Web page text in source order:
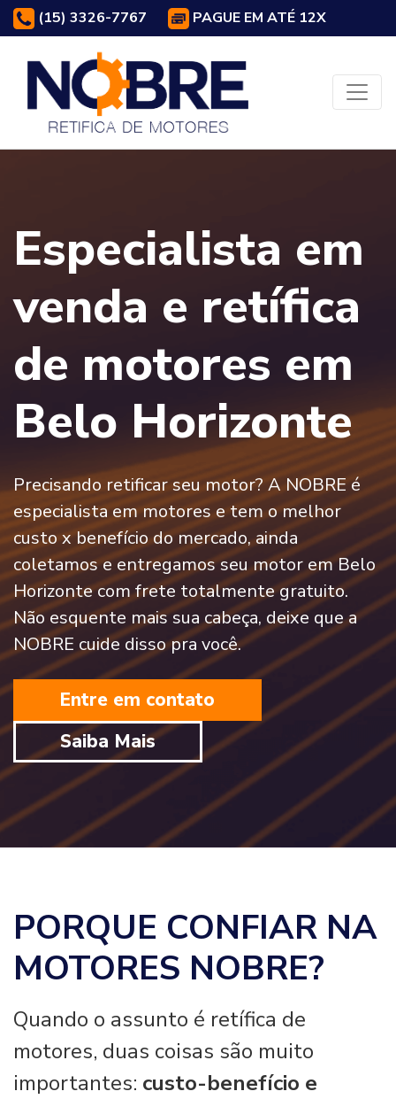
(15) 3326-7767 PAGUE EM ATÉ 12X
Especialista em
venda e retífica
de motores em
Belo Horizonte
Precisando retificar seu motor? A NOBRE é
especialista em motores e tem o melhor
custo x benefício do mercado, ainda
coletamos e entregamos seu motor em Belo
Horizonte com frete totalmente gratuito.
Não esquente mais sua cabeça, deixe que a
NOBRE cuide disso pra você.
Entre em contato
Saiba Mais
PORQUE CONFIAR NA
MOTORES NOBRE?
Quando o assunto é retífica de
motores, duas coisas são muito
importantes: custo-benefício e